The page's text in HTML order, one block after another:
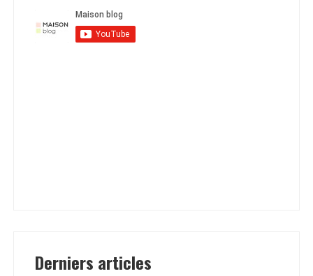
Derniers articles